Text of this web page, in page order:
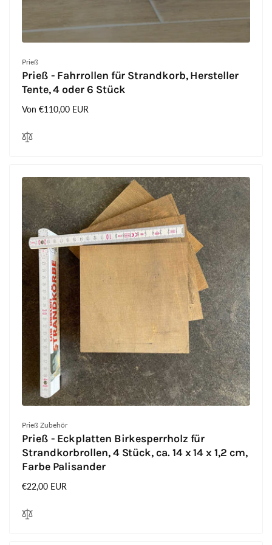
Anbieter:
Prieß
Prieß - Fahrrollen für Strandkorb, Hersteller
Tente, 4 oder 6 Stück
Normaler
Von €110,00 EUR
Anbieter:
Prieß Zubehör
Prieß - Eckplatten Birkesperrholz für
Strandkorbrollen, 4 Stück, ca. 14 x 14 x 1,2 cm,
Farbe Palisander
Normaler
€22,00 EUR